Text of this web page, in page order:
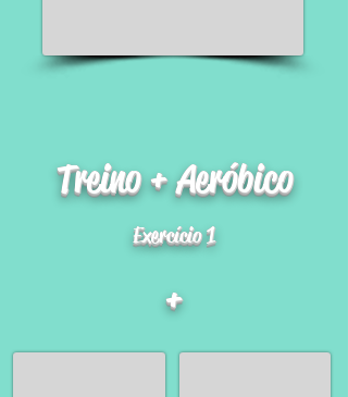
Treino + Aeróbico
Exercício 1
+